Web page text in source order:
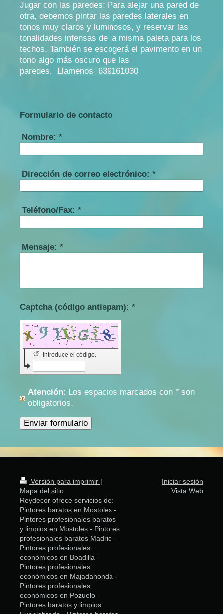
Jugar con las paredes: Para alejar una pared de
otra, debemos pintar las paredes laterales en
tonos muy claros y luminosos, y reservar las
tonalidades intensas de la misma paleta para los
techos. También se escogerá el pavimento en un
tono algo más oscuro que las
paredes. Llamenos 639161030
Formulario de contacto
Nombre: *
Dirección de correo electrónico: *
Teléfono/Fax: *
Mensaje: *
Captcha (código antispam): *
Introduce el código.
↺
Atención : Los espacios marcados con * son
obligatorios.
Versión para imprimir |
Mapa del sitio
Reydecor ofrece servicios de:
Pintores baratos en Mostoles -
Pintores profesionales baratos
y limpios en Mostoles - Pintores
profesionales baratos Madrid -
Pintores profesionales
económicos en Boadilla -
Pintores profesionales
económicos en Majadahonda -
Pintores profesionales
económicos en Pozuelo -
Pintores baratos y limpios
Iniciar sesión
Vista Web